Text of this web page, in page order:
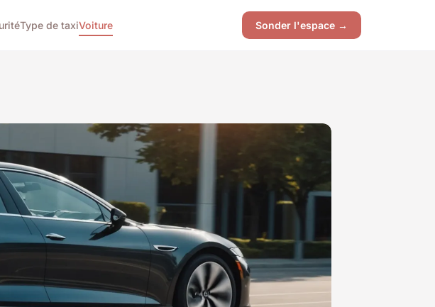
Type de taxiVoiture Sonder l'espace →